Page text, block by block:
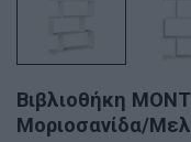
Βιβλιοθήκη
Μοριοσανίδα/